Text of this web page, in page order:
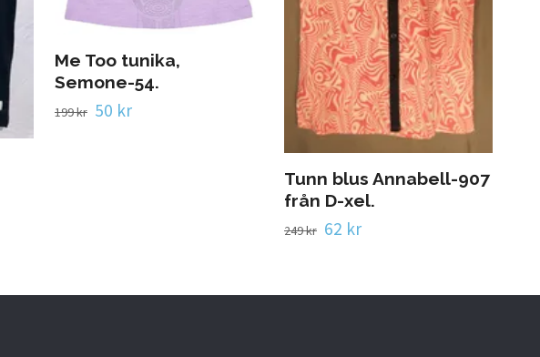
Me Too tunika,
Semone-54.
199 kr 50 kr
Tunn blus Annabell-907
från D-xel.
249 kr 62 kr